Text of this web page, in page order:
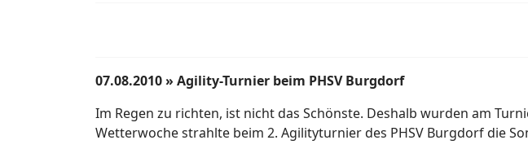
07.08.2010 » Agility-Turnier beim PHSV Burgdorf
Im Regen zu richten, ist nicht das Schönste. Deshalb wurden am
Wetterwoche strahlte beim 2. Agilityturnier des PHSV Burgdorf die